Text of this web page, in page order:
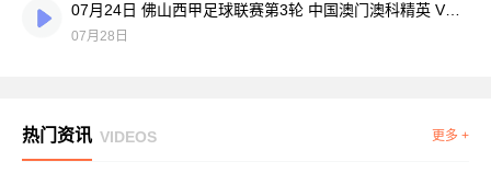
07月24日 佛山西甲足球联赛第3轮 中国澳门澳科精英 VS 藝品高國際 全场录像
07月28日
热门资讯 VIDEOS 更多 +